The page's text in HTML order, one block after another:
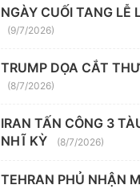
NGÀY CUỐI TANG LỄ
(9/7/2026)
TRUMP DỌA CẮT
(8/7/2026)
IRAN TẤN CÔNG 3
NHĨ KỲ
(8/7/2026)
TEHRAN PHỦ NHẬN